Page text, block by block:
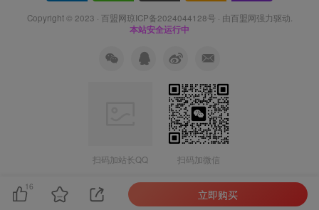
Copyright © 2023 · 百盟网琼ICP备2024044128号 · 由百盟网强力驱动.
本站安全运行中
扫码加站长QQ 扫码加微信
16
立即购买